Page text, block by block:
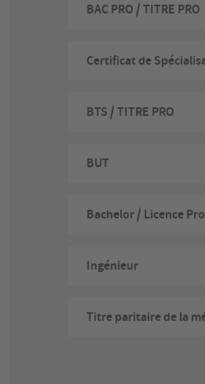
BAC PRO / TITRE PRO
Certificat de
BTS / TITRE PRO
BUT
Bachelor / Licence
Ingénieur
Titre paritaire de la